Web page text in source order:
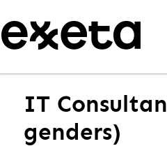
IT
genders)